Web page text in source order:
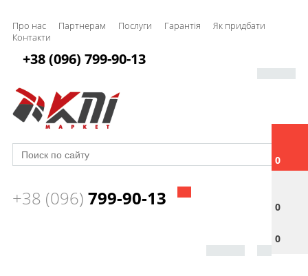
Про нас Партнерам Послуги Гарантія
Як придбати
Контакти
0
0
0
+38 (096) 799-90-13
+38 (096) 799-90-13